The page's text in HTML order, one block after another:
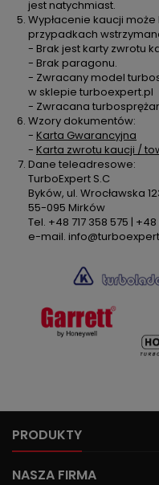
jest natychmiast.
Wypłacenie kaucji
przypadkach
- Brak jest karty zwrotu
- Brak paragonu.
- Zwracany model
w sklepie turboexpert.pl
- Zwracana
Wzory dokumentów:
- Karta Gwarancyjna
- Karta zwrotu kaucji /
Dane teleadresowe:
TurboExpert S.C
Byków, ul. Wrocławska
55-095 Mirków
Tel. +48 717 358 575 | +48
e-mail.
PRODUKTY
NASZA FIRMA